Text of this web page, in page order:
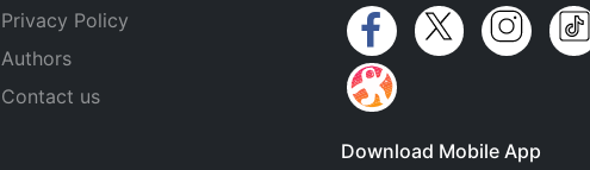
Privacy Policy
Authors
Contact us
Download Mobile App